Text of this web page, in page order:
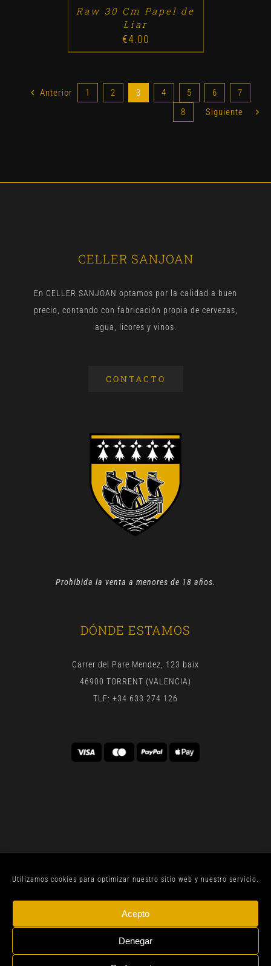
Utilizamos cookies para optimizar nuestro sitio web y nuestro servicio.
Acepto
Denegar
Raw 30 Cm Papel de
Liar
€4.00
Anterior 1 2 3 4 5 6
7
8
Siguiente
CELLER SANJOAN
En CELLER SANJOAN optamos por la calidad a buen
precio, contando con fabricación propia de cervezas,
agua, licores y vinos.
CONTACTO
Prohibida la venta a menores de 18 años.
DÓNDE ESTAMOS
Carrer del Pare Mendez, 123 baix
46900 TORRENT (VALENCIA)
TLF: +34 633 274 126
LOS DERECHOS RESERVADOS | BY